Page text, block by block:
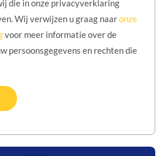
die in onze privacyverklaring
Wij verwijzen u graag naaronze
voor meer informatie over de
persoonsgegevens en rechten die